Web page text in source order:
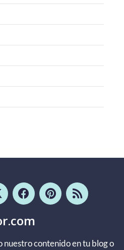
contenido en tu blog o